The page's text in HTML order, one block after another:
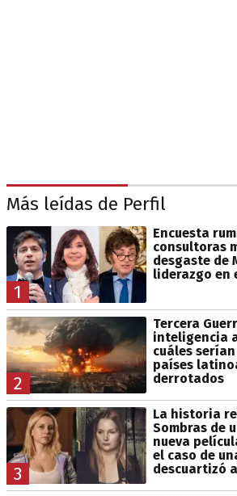
Más leídas de Perfil
1
Encuesta
consultoras
desgaste de
liderazgo en
2
Tercera
inteligencia
cuáles
países
derrotados
3
La historia
Sombras de
nueva
el caso de
descuartizó